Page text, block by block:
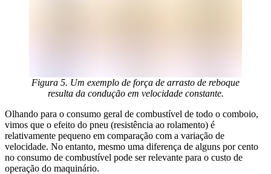
Figura 5. Um exemplo de força de arrasto de reboque
resulta da condução em velocidade constante.
Olhando para o consumo geral de combustível de todo o comboio,
vimos que o efeito do pneu (resistência ao rolamento) é
relativamente pequeno em comparação com a variação de
velocidade. No entanto, mesmo uma diferença de alguns por cento
no consumo de combustível pode ser relevante para o custo de
operação do maquinário.